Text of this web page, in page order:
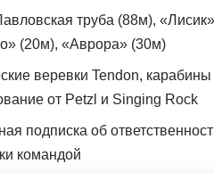
труба (88м),
(20м), «Аврора» (30м)
веревки Tendon, карабины
от Petzl и Singing Rock
подписка об
командой